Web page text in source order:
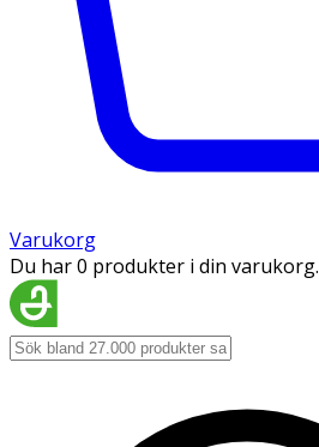
Varukorg
Du har 0 produkter i din varukorg.